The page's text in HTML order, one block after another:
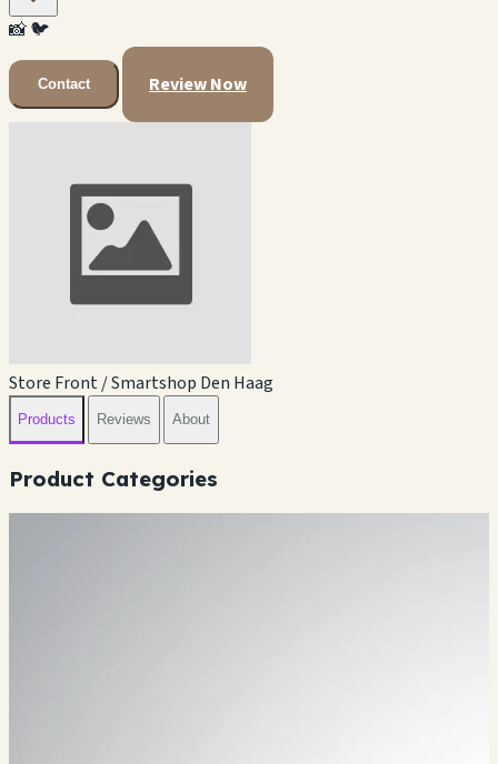
📸🐦
Contact Review Now
Store Front / Smartshop Den Haag
Products Reviews About
Product Categories